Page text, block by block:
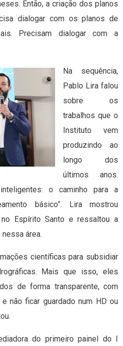
Então, a criação dos planos
dialogar com os planos de
Precisam dialogar com a
Na sequência,
Pablo Lira falou
sobre os
trabalhos que o
Instituto vem
produzindo ao
longo dos
últimos anos.
o caminho para a
básico”. Lira mostrou
Espírito Santo e ressaltou a
área.
científicas para subsidiar
Mais que isso, eles
de forma transparente, com
não ficar guardado num HD ou
do primeiro painel do I